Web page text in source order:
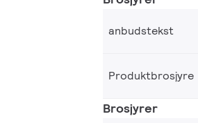
anbudstekst
Produktbrosjyre
Brosjyrer